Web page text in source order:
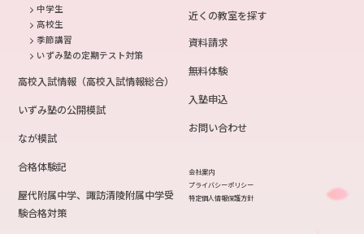
中学生
高校生
季節講習
いずみ塾の定期テスト対策
高校入試情報（高校入試情報総合）
いずみ塾の公開模試
なが模試
合格体験記
屋代附属中学、諏訪清陵附属中学受
験合格対策
近くの教室を探す
資料請求
無料体験
入塾申込
お問い合わせ
会社案内
プライバシーポリシー
特定個人情報保護方針